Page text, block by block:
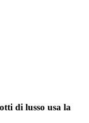
di lusso usa la